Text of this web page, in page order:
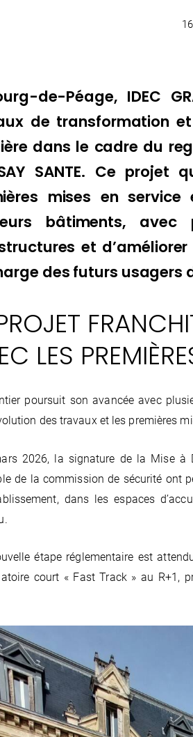
de-Péage, IDEC
de transformation
dans le cadre du
SANTE. Ce projet
mises en
bâtiments,
et
des futurs usagers
LES
poursuit son avancée avec
des travaux et les premières
2026, la signature de la Mise à
de la commission de sécurité ont
dans les espaces
étape réglementaire est
court « Fast Track » au